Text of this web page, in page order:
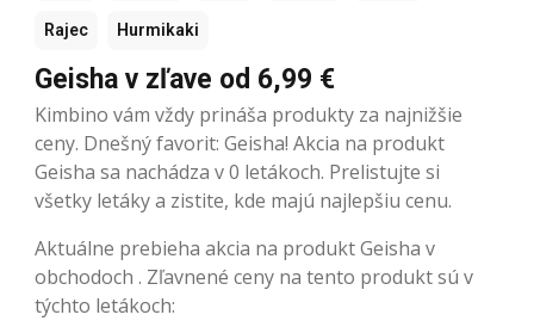
Rajec Hurmikaki
Geisha v zľave od 6,99 €
Kimbino vám vždy prináša produkty za najnižšie
ceny. Dnešný favorit: Geisha! Akcia na produkt
Geisha sa nachádza v 0 letákoch. Prelistujte si
všetky letáky a zistite, kde majú najlepšiu cenu.
Aktuálne prebieha akcia na produkt Geisha v
obchodoch . Zľavnené ceny na tento produkt sú v
týchto letákoch: